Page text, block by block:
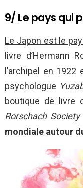
9/ Le pays qui
Le Japon est le
livre d’Hermann
l’archipel en
psychologue
boutique de livre
Rorschach Society
mondiale autour